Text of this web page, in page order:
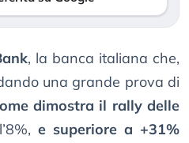
, la banca italiana che,
una grande prova di
dimostra il rally delle
e superiore a +31%